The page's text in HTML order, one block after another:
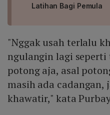
Latihan Bagi Pemula
"Nggak usah terlalu
ngulangin lagi
potong aja, asal
masih ada cadangan,
khawatir," kata